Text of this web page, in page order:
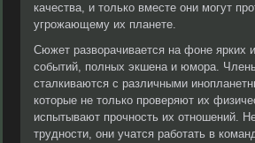
качества, и только вместе они могут
угрожающему их планете.
Сюжет разворачивается на фоне ярких
событий, полных экшена и юмора.
сталкиваются с различными
которые не только проверяют их
испытывают прочность их отношений.
трудности, они учатся работать в